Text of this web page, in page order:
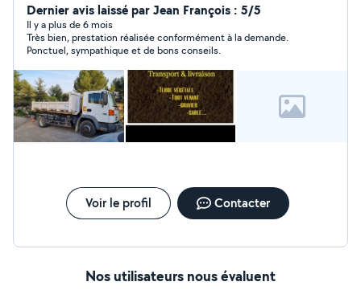
Dernier avis laissé par Jean François : 5/5
Il y a plus de 6 mois
Très bien, prestation réalisée conformément à la demande.
Ponctuel, sympathique et de bons conseils.
Voir le profil Contacter
Nos utilisateurs nous évaluent